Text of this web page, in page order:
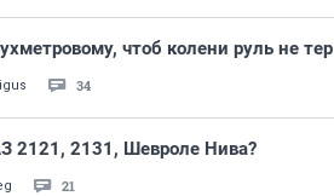
чтоб колени руль не тер
34
2121, 2131, Шевроле Нива?
21